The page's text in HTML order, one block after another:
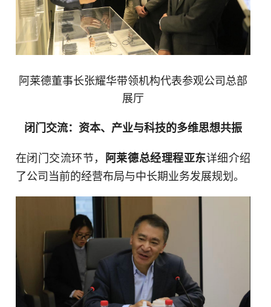
阿莱德董事长张耀华带领机构代表参观公司总部
展厅
闭门交流：资本、产业与科技的多维思想共振
在闭门交流环节， 阿莱德总经理程亚东详细介绍
了公司当前的经营布局与中长期业务发展规划。